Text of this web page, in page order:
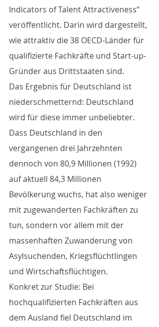
Indicators of Talent Attractiveness“
veröffentlicht. Darin wird dargestellt,
wie attraktiv die 38 OECD-Länder für
qualifizierte Fachkräfte und Start-up-
Gründer aus Drittstaaten sind.
Das Ergebnis für Deutschland ist
niederschmetternd: Deutschland
wird für diese immer unbeliebter.
Dass Deutschland in den
vergangenen drei Jahrzehnten
dennoch von 80,9 Millionen (1992)
auf aktuell 84,3 Millionen
Bevölkerung wuchs, hat also weniger
mit zugewanderten Fachkräften zu
tun, sondern vor allem mit der
massenhaften Zuwanderung von
Asylsuchenden, Kriegsflüchtlingen
und Wirtschaftsflüchtigen.
Konkret zur Studie: Bei
hochqualifizierten Fachkräften aus
dem Ausland fiel Deutschland im